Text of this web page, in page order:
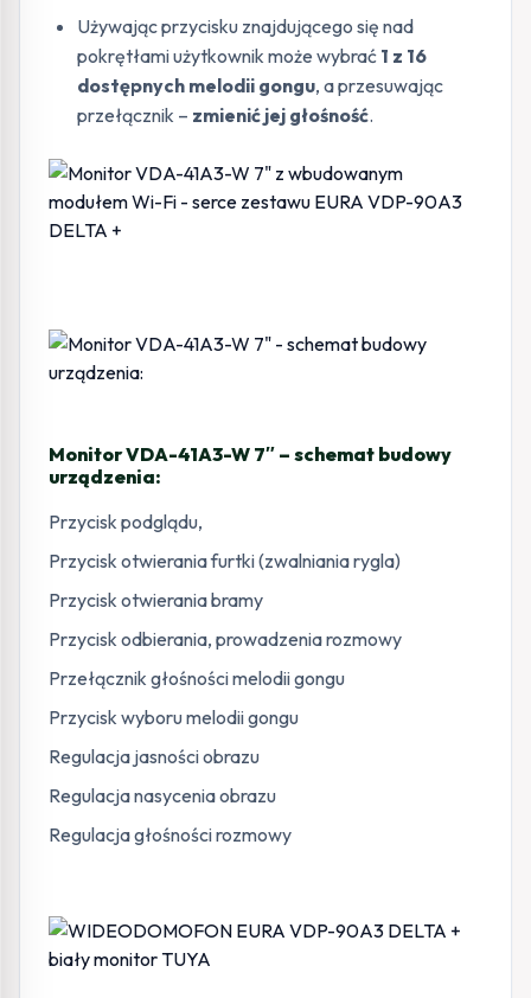
Używając przycisku znajdującego się nad
pokrętłami użytkownik może wybrać 1 z 16
dostępnych melodii gongu, a przesuwając
przełącznik – zmienić jej głośność.
Monitor VDA-41A3-W 7″ – schemat budowy
urządzenia:
Przycisk podglądu,
Przycisk otwierania furtki (zwalniania rygla)
Przycisk otwierania bramy
Przycisk odbierania, prowadzenia rozmowy
Przełącznik głośności melodii gongu
Przycisk wyboru melodii gongu
Regulacja jasności obrazu
Regulacja nasycenia obrazu
Regulacja głośności rozmowy